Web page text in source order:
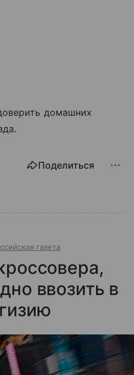
домашних
Поделиться
газета
ввозить в